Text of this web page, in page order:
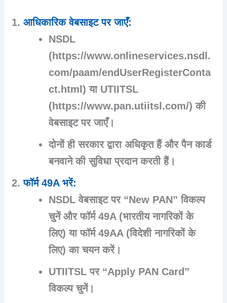
आधिकारिक वेबसाइट पर जाएँ:
NSDL
(https://www.onlineservices.nsdl.
com/paam/endUserRegisterConta
ct.html) या UTIITSL
(https://www.pan.utiitsl.com/) की
वेबसाइट पर जाएँ।
दोनों ही सरकार द्वारा अधिकृत हैं और पैन कार्ड
बनवाने की सुविधा प्रदान करती हैं।
फॉर्म 49A भरें:
NSDL वेबसाइट पर “New PAN” विकल्प
चुनें और फॉर्म 49A (भारतीय नागरिकों के
लिए) या फॉर्म 49AA (विदेशी नागरिकों के
लिए) का चयन करें।
UTIITSL पर “Apply PAN Card”
विकल्प चुनें।